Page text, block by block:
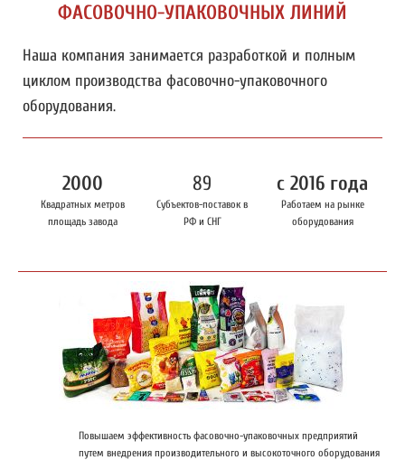
ФАСОВОЧНО-УПАКОВОЧНЫХ ЛИНИЙ
Наша компания занимается разработкой и полным
циклом производства фасовочно-упаковочного
оборудования.
2000
Квадратных метров
площадь завода
89
Субъектов-поставок в
РФ и СНГ
с 2016 года
Работаем на рынке
оборудования
Повышаем эффективность фасовочно-упаковочных предприятий
путем внедрения производительного и высокоточного оборудования